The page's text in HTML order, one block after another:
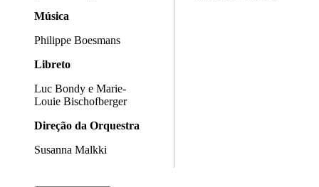
Música
Philippe Boesmans
Libreto
Luc Bondy e Marie-
Louie Bischofberger
Direção da Orquestra
Susanna Malkki